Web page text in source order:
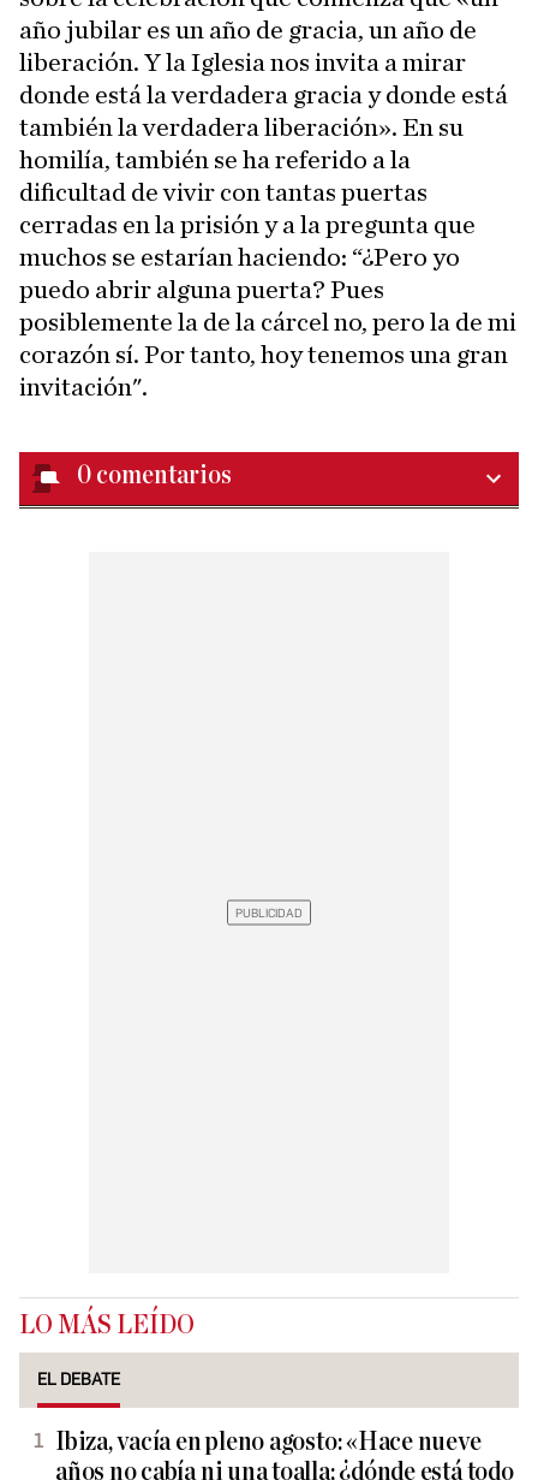
año jubilar es un año de gracia, un año de
liberación. Y la Iglesia nos invita a mirar
donde está la verdadera gracia y donde está
también la verdadera liberación». En su
homilía, también se ha referido a la
dificultad de vivir con tantas puertas
cerradas en la prisión y a la pregunta que
muchos se estarían haciendo: “¿Pero yo
puedo abrir alguna puerta? Pues
posiblemente la de la cárcel no, pero la de mi
corazón sí. Por tanto, hoy tenemos una gran
invitación".
0 comentarios
LO MÁS LEÍDO
EL DEBATE
Ibiza, vacía en pleno agosto: «Hace nueve
años no cabía ni una toalla; ¿dónde está todo